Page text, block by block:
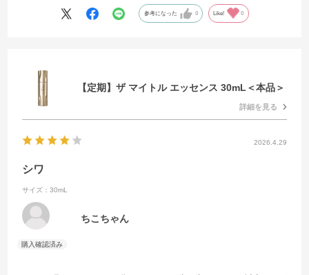
もう他を試したりする事が無くなりました。
これからはずっと使い続けて行きます
参考になった 0 Like! 0
【定期】ザ マイトル エッセンス 30mL＜本品＞
詳細を見る
2026.4.29
シワ
サイズ：30mL
ちこちゃん